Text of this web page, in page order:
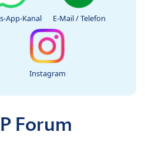
App-Kanal E-Mail / Telefon
Instagram
Forum